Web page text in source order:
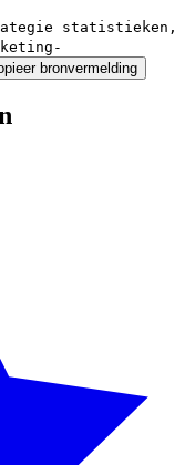
statistieken,
bronvermelding